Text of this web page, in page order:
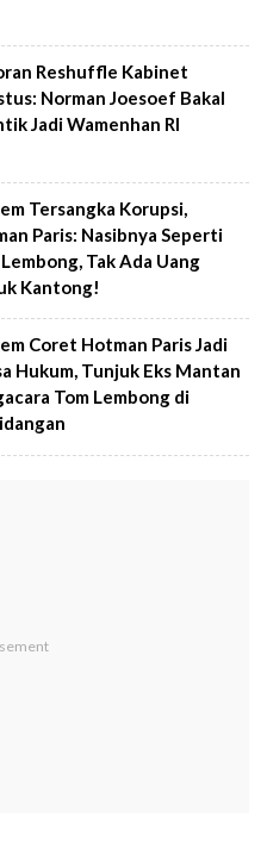
Reshuffle Kabinet
Norman Joesoef Bakal
Jadi Wamenhan RI
Tersangka Korupsi,
Paris: Nasibnya Seperti
Tak Ada Uang
Kantong!
Coret Hotman Paris Jadi
Hukum, Tunjuk Eks Mantan
Tom Lembong di